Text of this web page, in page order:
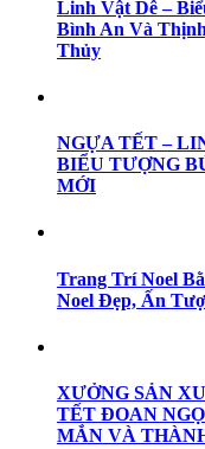
Linh Vật Dê –
Bình An Và
Thủy
NGỰA TẾT –
BIỂU TƯỢNG
MỚI
Trang Trí Noel
Noel Đẹp, Ấn
XƯỞNG SẢN
TẾT ĐOAN
MẮN VÀ